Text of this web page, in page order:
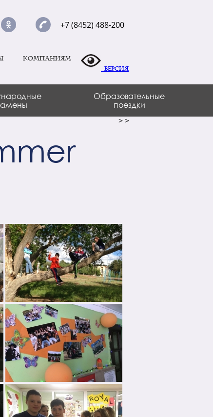
+7 (8452) 488-200
Компаниям
Версия
Образовательные
поездки
> >